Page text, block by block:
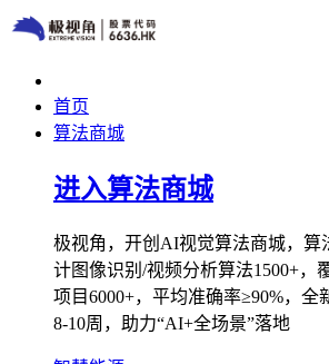
首页
算法商城
进入算法商城
极视角，开创AI视觉算法商城，算
计图像识别/视频分析算法1500+，
项目6000+，平均准确率≥90%，全
8-10周，助力“AI+全场景”落地